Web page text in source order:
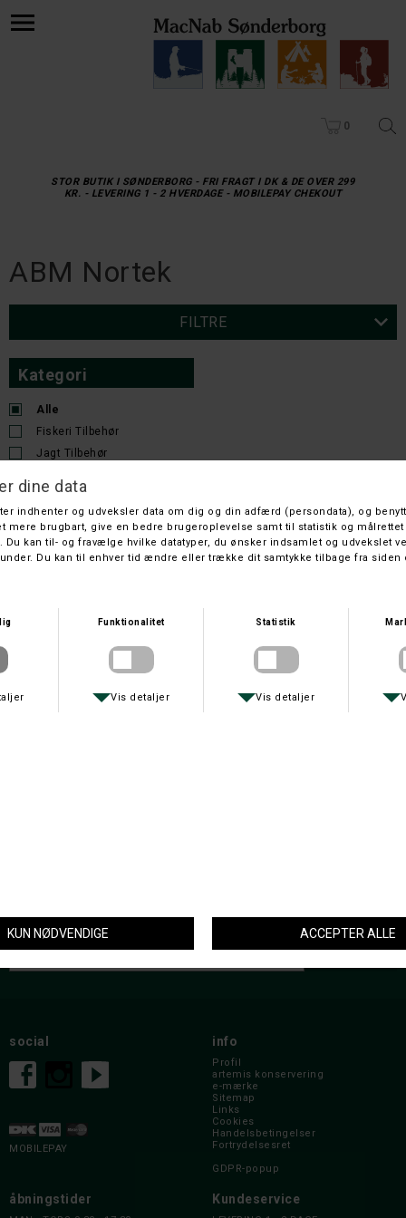
0
STOR BUTIK I SØNDERBORG - FRI FRAGT I DK & DE OVER 299
KR. - LEVERING 1 - 2 HVERDAGE - MOBILEPAY CHEKOUT
ABM Nortek
FILTRE
Kategori
Alle
Fiskeri Tilbehør
Jagt Tilbehør
Sortering
Nyeste Titel Pris
nyhedsbrev
social
MOBILEPAY
info
Profil
artemis konservering
e-mærke
Sitemap
Links
Cookies
Handelsbetingelser
Fortrydelsesret
GDPR-popup
åbningstider Kundeservice